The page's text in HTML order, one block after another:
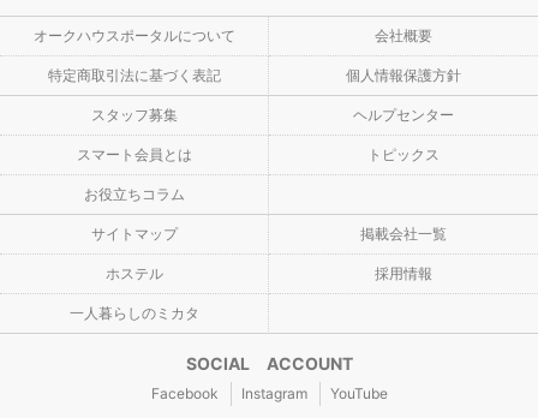
オークハウスポータルについて 会社概要
特定商取引法に基づく表記 個人情報保護方針
スタッフ募集 ヘルプセンター
スマート会員とは トピックス
お役立ちコラム
サイトマップ 掲載会社一覧
ホステル 採用情報
一人暮らしのミカタ
SOCIAL ACCOUNT
Facebook Instagram YouTube